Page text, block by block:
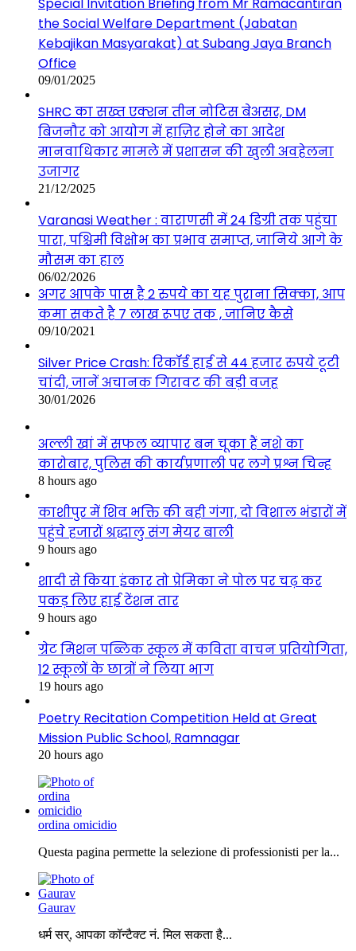
the Social Welfare Department (Jabatan
Kebajikan Masyarakat) at Subang Jaya Branch
Office
09/01/2025
SHRC का सख्त एक्शन तीन नोटिस बेअसर, DM
बिजनौर को आयोग में हाज़िर होने का आदेश
मानवाधिकार मामले में प्रशासन की खुली अवहेलना
उजागर
21/12/2025
Varanasi Weather : वाराणसी में 24 डिग्री तक पहुंचा
पारा, पश्चिमी विक्षोभ का प्रभाव समाप्त, जानिये आगे के
मौसम का हाल
06/02/2026
अगर आपके पास है 2 रुपये का यह पुराना सिक्का, आप
कमा सकते है 7 लाख रूपए तक , जानिए कैसे
09/10/2021
Silver Price Crash: रिकॉर्ड हाई से 44 हजार रुपये टूटी
चांदी, जानें अचानक गिरावट की बड़ी वजह
30/01/2026
अल्ली खां में सफल व्यापार बन चूका हैं नशे का
कारोबार, पुलिस की कार्यप्रणाली पर लगे प्रश्न चिन्ह
8 hours ago
काशीपुर में शिव भक्ति की बही गंगा, दो विशाल भंडारों में
पहुंचे हजारों श्रद्धालु संग मेयर बाली
9 hours ago
शादी से किया इंकार तो प्रेमिका ने पोल पर चढ़ कर
पकड़ लिए हाई टेंशन तार
9 hours ago
ग्रेट मिशन पब्लिक स्कूल में कविता वाचन प्रतियोगिता,
12 स्कूलों के छात्रों ने लिया भाग
19 hours ago
Poetry Recitation Competition Held at Great
Mission Public School, Ramnagar
20 hours ago
ordina omicidio
Questa pagina permette la selezione di professionisti per la...
Gaurav
धर्म सर्, आपका कॉन्टैक्ट नं. मिल सकता है...